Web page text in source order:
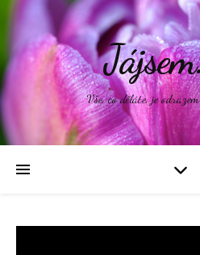
Vše, co děláte, je